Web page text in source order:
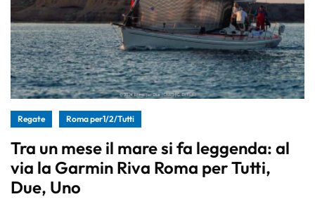
Regate Roma per1/2/Tutti
Tra un mese il mare si fa leggenda: al
via la Garmin Riva Roma per Tutti,
Due, Uno